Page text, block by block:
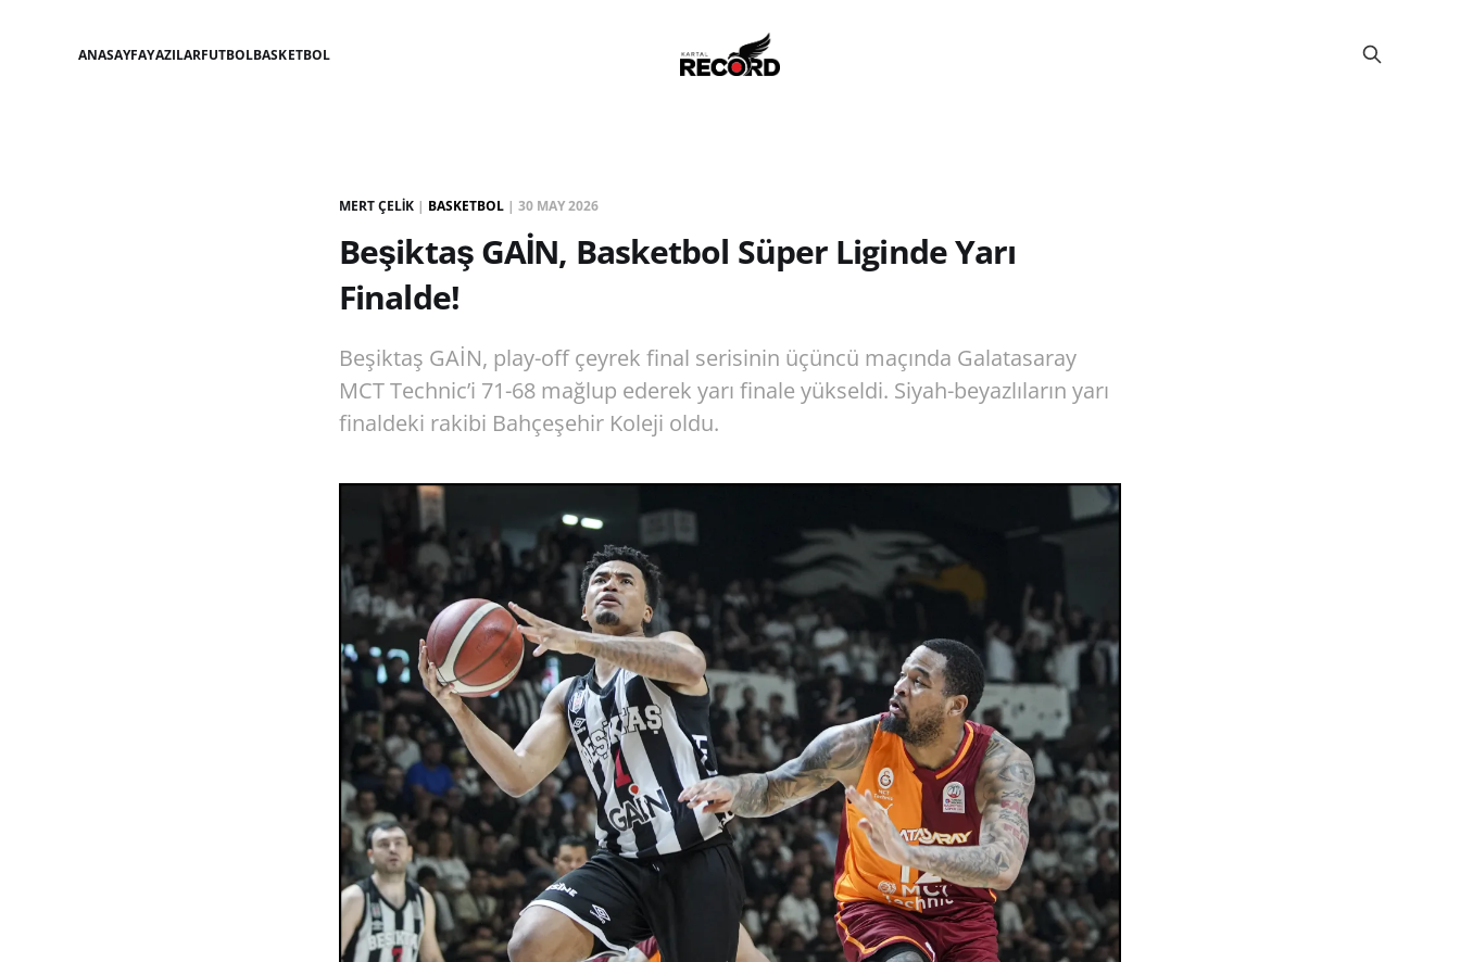
ANASAYFAYAZILARFUTBOLBASKETBOL
MERT ÇELIK | BASKETBOL | 30 MAY 2026
Beşiktaş GAİN, Basketbol Süper Liginde Yarı
Finalde!
Beşiktaş GAİN, play-off çeyrek final serisinin üçüncü maçında Galatasaray
MCT Technic’i 71-68 mağlup ederek yarı finale yükseldi. Siyah-beyazlıların yarı
finaldeki rakibi Bahçeşehir Koleji oldu.